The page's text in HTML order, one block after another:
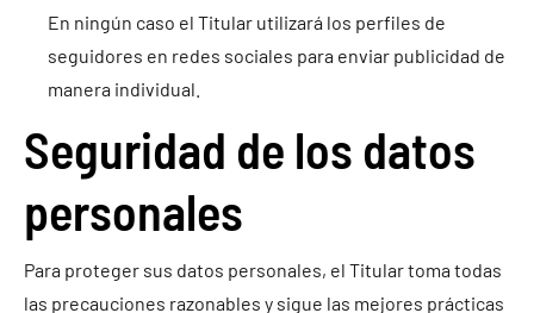
En ningún caso el Titular utilizará los perfiles de
seguidores en redes sociales para enviar publicidad de
manera individual.
Seguridad de los datos
personales
Para proteger sus datos personales, el Titular toma todas
las precauciones razonables y sigue las mejores prácticas